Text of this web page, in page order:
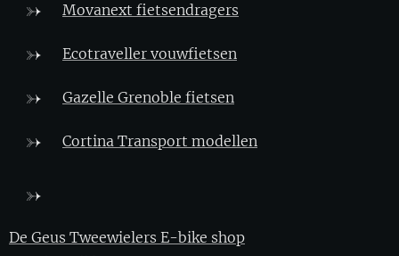
Movanext fietsendragers
Ecotraveller vouwfietsen
Gazelle Grenoble fietsen
Cortina Transport modellen
De Geus Tweewielers E-bike shop